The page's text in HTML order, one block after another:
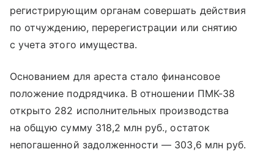
регистрирующим органам совершать действия
по отчуждению, перерегистрации или снятию
с учета этого имущества.
Основанием для ареста стало финансовое
положение подрядчика. В отношении ПМК-38
открыто 282 исполнительных производства
на общую сумму 318,2 млн руб., остаток
непогашенной задолженности — 303,6 млн руб.